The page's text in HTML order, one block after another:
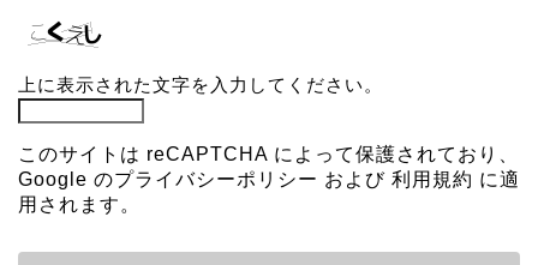
上に表示された文字を入力してください。
このサイトは reCAPTCHA によって保護されており、
Google のプライバシーポリシー および 利用規約 に適
用されます。